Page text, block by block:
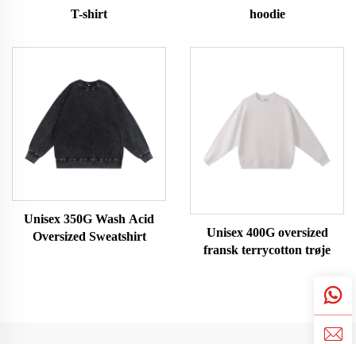
T-shirt hoodie
Unisex 350G Wash Acid
Oversized Sweatshirt
Unisex 400G oversized
fransk terrycotton trøje